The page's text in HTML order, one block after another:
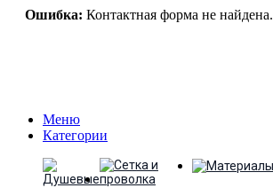
Ошибка: Контактная форма не найдена.
Меню
Категории